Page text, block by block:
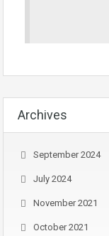
Archives
September 2024
July 2024
November 2021
October 2021